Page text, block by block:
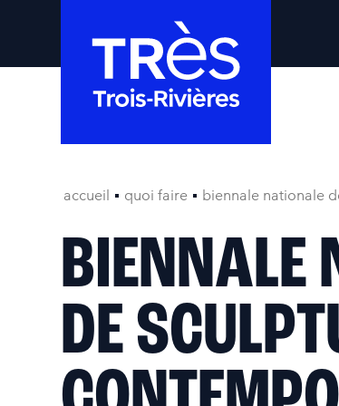
accueil quoi faire biennale nationale
BIENNALE
DE